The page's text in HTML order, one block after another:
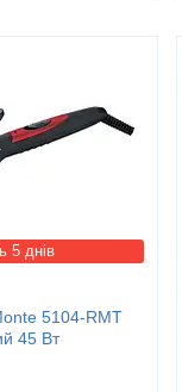
5 днів
5104-RMT
45 Вт